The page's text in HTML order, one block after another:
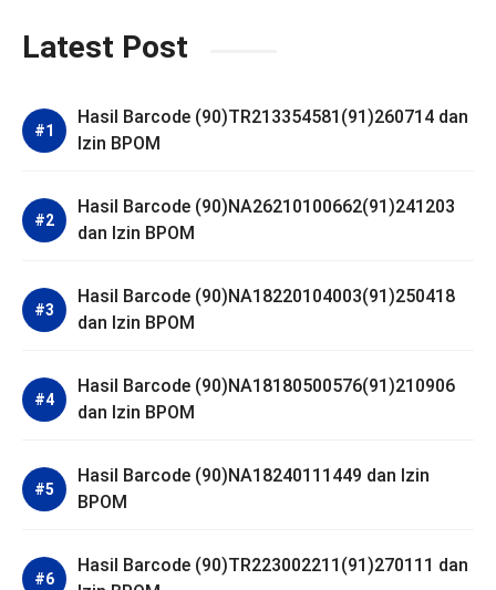
Latest Post
Hasil Barcode (90)TR213354581(91)260714 dan
Izin BPOM
Hasil Barcode (90)NA26210100662(91)241203
dan Izin BPOM
Hasil Barcode (90)NA18220104003(91)250418
dan Izin BPOM
Hasil Barcode (90)NA18180500576(91)210906
dan Izin BPOM
Hasil Barcode (90)NA18240111449 dan Izin
BPOM
Hasil Barcode (90)TR223002211(91)270111 dan